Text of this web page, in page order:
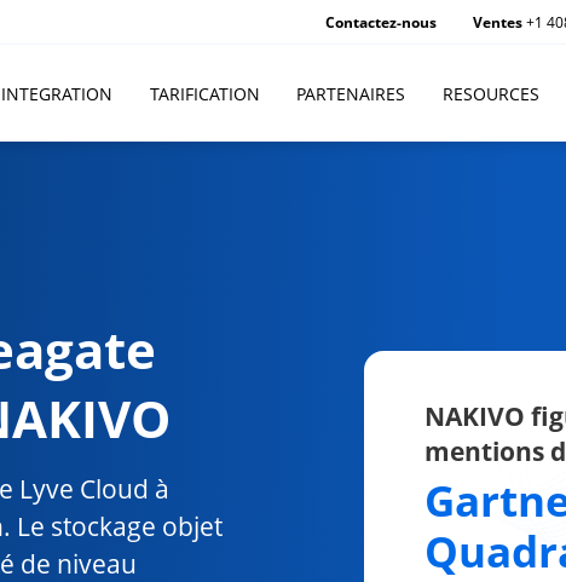
Contactez-nous Ventes+1
INTEGRATION TARIFICATION PARTENAIRES RESOURCES
Lyve Cloud à
Le stockage objet
de niveau
NAKIVO
mentions